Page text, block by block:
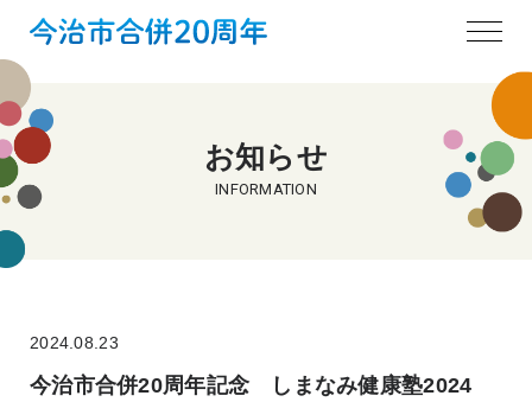
お知らせ
INFORMATION
2024.08.23
今治市合併20周年記念 しまなみ健康塾2024